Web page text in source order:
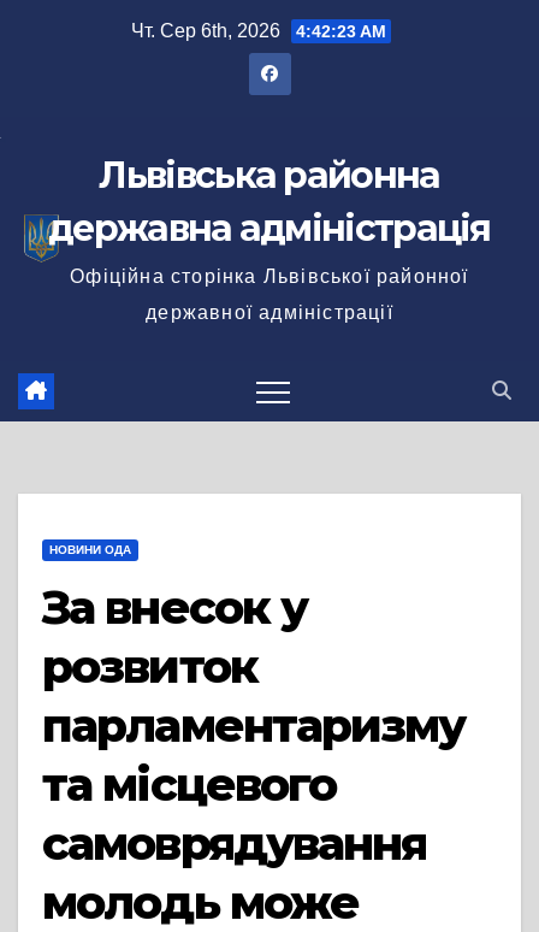
Чт. Сер 6th, 2026 4:42:23 AM
Львівська районна
державна адміністрація
Офіційна сторінка Львівської районної
державної адміністрації
НОВИНИ ОДА
За внесок у
розвиток
парламентаризму
та місцевого
самоврядування
молодь може